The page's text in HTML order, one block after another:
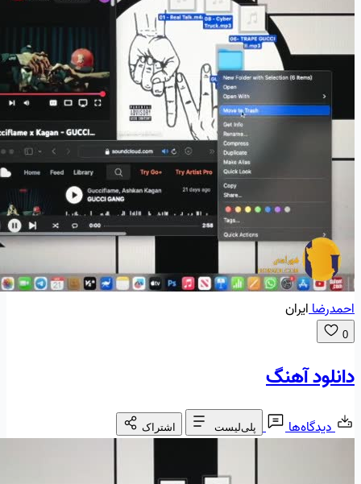
احمدرضاایران
0
دانلود آهنگ
دیدگاه‌ها پلی‌لیست اشتراک